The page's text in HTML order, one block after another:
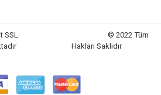
© 2022 Tüm
Hakları Saklıdır